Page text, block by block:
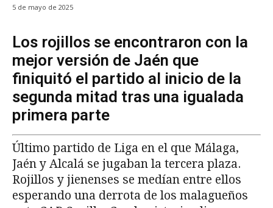
5 de mayo de 2025
Los rojillos se encontraron con la
mejor versión de Jaén que
finiquitó el partido al inicio de la
segunda mitad tras una igualada
primera parte
Último partido de Liga en el que Málaga,
Jaén y Alcalá se jugaban la tercera plaza.
Rojillos y jienenses se medían entre ellos
esperando una derrota de los malagueños